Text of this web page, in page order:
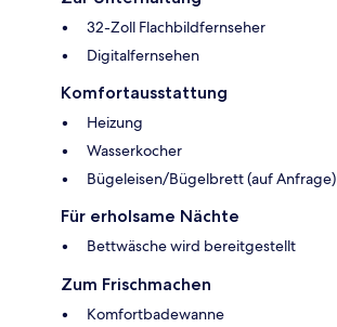
32-Zoll Flachbildfernseher
Digitalfernsehen
Komfortausstattung
Heizung
Wasserkocher
Bügeleisen/Bügelbrett (auf Anfrage)
Für erholsame Nächte
Bettwäsche wird bereitgestellt
Zum Frischmachen
Komfortbadewanne